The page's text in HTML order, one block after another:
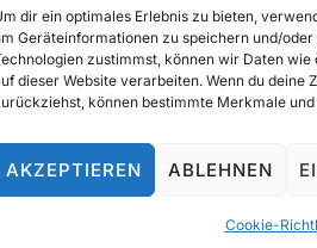
dir ein optimales Erlebnis zu bieten,
Geräteinformationen zu speichern und/
zustimmst, können wir Daten
dieser Website verarbeiten. Wenn du deine
können bestimmte Merkmale
AKZEPTIEREN ABLEHNEN
Cookie-
© 2025